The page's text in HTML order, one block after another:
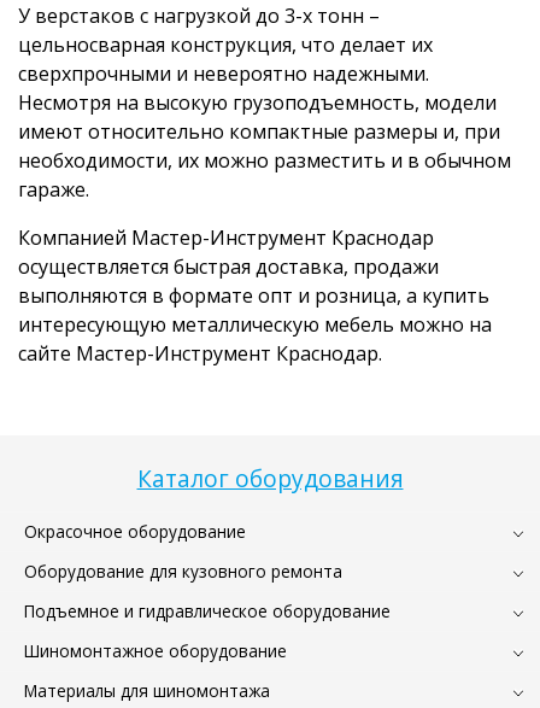
Каталог оборудования
Окрасочное оборудование
Оборудование для кузовного ремонта
Подъемное и гидравлическое оборудование
Шиномонтажное оборудование
Материалы для шиномонтажа
У верстаков с нагрузкой до 3-х тонн –
цельносварная конструкция, что делает их
сверхпрочными и невероятно надежными.
Несмотря на высокую грузоподъемность, модели
имеют относительно компактные размеры и, при
необходимости, их можно разместить и в обычном
гараже.
Компанией Мастер-Инструмент Краснодар
осуществляется быстрая доставка, продажи
выполняются в формате опт и розница, а купить
интересующую металлическую мебель можно на
сайте Мастер-Инструмент Краснодар.